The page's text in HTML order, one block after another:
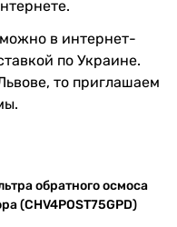
в интернет-
по Украине.
то приглашаем
обратного осмоса
(CHV4POST75GPD)